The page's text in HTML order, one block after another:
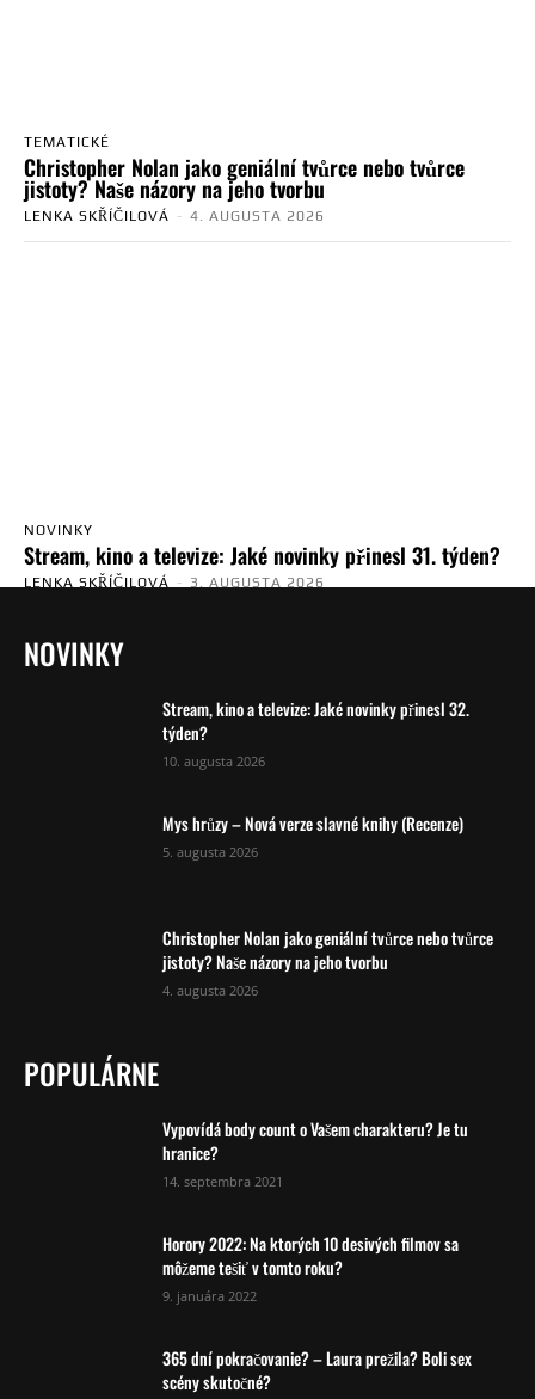
TEMATICKÉ
Christopher Nolan jako geniální tvůrce nebo tvůrce
jistoty? Naše názory na jeho tvorbu
LENKA SKŘÍČILOVÁ - 4. AUGUSTA 2026
NOVINKY
Stream, kino a televize: Jaké novinky přinesl 31. týden?
LENKA SKŘÍČILOVÁ - 3. AUGUSTA 2026
NOVINKY
Stream, kino a televize: Jaké novinky přinesl 32.
týden?
10. augusta 2026
Mys hrůzy – Nová verze slavné knihy (Recenze)
5. augusta 2026
Christopher Nolan jako geniální tvůrce nebo tvůrce
jistoty? Naše názory na jeho tvorbu
4. augusta 2026
POPULÁRNE
Vypovídá body count o Vašem charakteru? Je tu
hranice?
14. septembra 2021
Horory 2022: Na ktorých 10 desivých filmov sa
môžeme tešiť v tomto roku?
9. januára 2022
365 dní pokračovanie? – Laura prežila? Boli sex
scény skutočné?